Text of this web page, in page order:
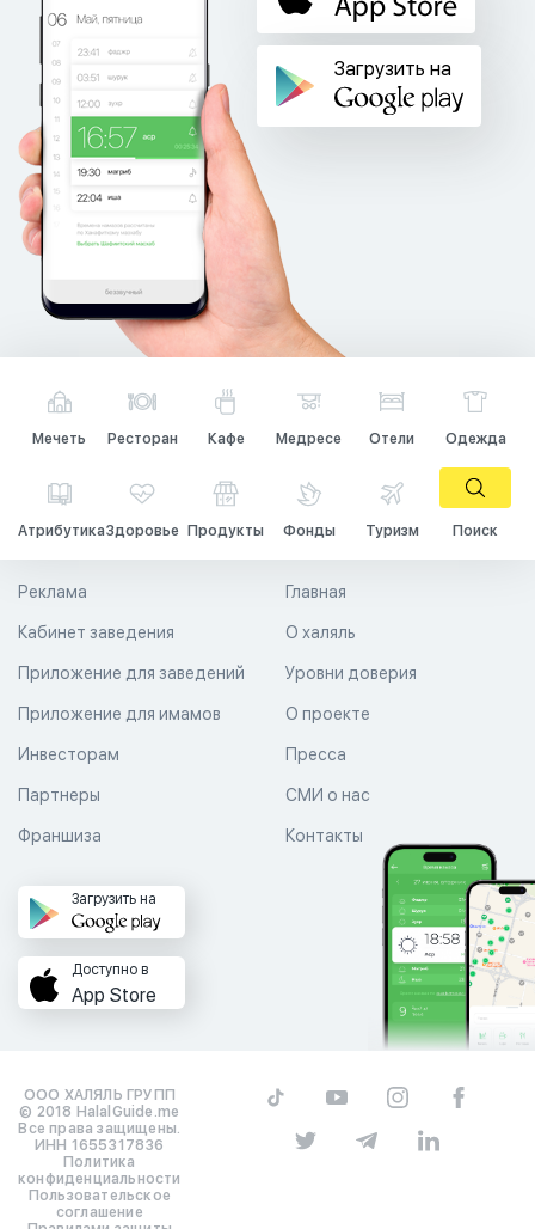
Загрузить на
Мечеть Ресторан Кафе Медресе Отели Одежда
АтрибутикаЗдоровье Продукты Фонды Туризм Поиск
Главная
О халяль
Уровни доверия
Реклама
Кабинет заведения
Приложение для заведений
Приложение для имамов О проекте
Пресса
СМИ о нас
Контакты
Инвесторам
Партнеры
Франшиза
Загрузить на
Доступно в
App Store
ООО ХАЛЯЛЬ ГРУПП
© 2018 HalalGuide.me
Все права защищены.
ИНН 1655317836
Политика
конфиденциальности
Пользовательское
соглашение